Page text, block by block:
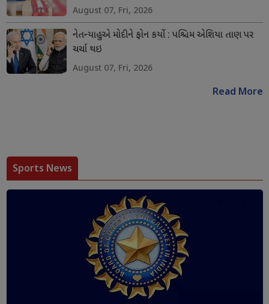
August 07, Fri, 2026
નેતન્યાહુએ મોદીને ફોન કર્યો : પશ્ચિમ એશિયા તાણ પર
ચર્ચા થઇ
August 07, Fri, 2026
Read More
Sports News